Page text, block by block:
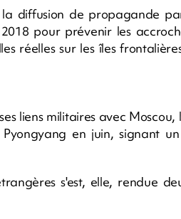
diffusion de propagande
pour prévenir les
réelles sur les îles
liens militaires avec
en juin, signant
s'est, elle, rendue